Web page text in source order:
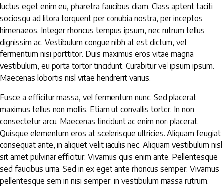
luctus eget enim eu, pharetra faucibus diam. Class aptent taciti
sociosqu ad litora torquent per conubia nostra, per inceptos
himenaeos. Integer rhoncus tempus ipsum, nec rutrum tellus
dignissim ac. Vestibulum congue nibh at est dictum, vel
fermentum nisi porttitor. Duis maximus eros vitae magna
vestibulum, eu porta tortor tincidunt. Curabitur vel ipsum ipsum.
Maecenas lobortis nisl vitae hendrerit varius.
Fusce a efficitur massa, vel fermentum nunc. Sed placerat
maximus tellus non mollis. Etiam ut convallis tortor. In non
consectetur arcu. Maecenas tincidunt ac enim non placerat.
Quisque elementum eros at scelerisque ultricies. Aliquam feugiat
consequat ante, in aliquet velit iaculis nec. Aliquam vestibulum nisl
sit amet pulvinar efficitur. Vivamus quis enim ante. Pellentesque
sed faucibus urna. Sed in ex eget ante rhoncus semper. Vivamus
pellentesque sem in nisi semper, in vestibulum massa rutrum.